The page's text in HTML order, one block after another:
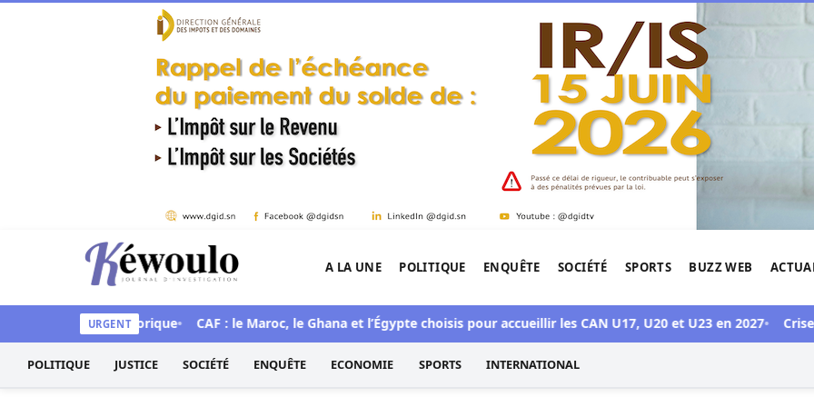
Aller au contenu
Kéwoulo, le premier site d'information et d'investigation de l'Afrique.
A LA UNE POLITIQUE ENQUÊTE SOCIÉTÉ SPORTS BUZZ WEB
URGENT
une mue historique CAF : le Maroc, le Ghana et l’Égypte choisis pour accueillir les CAN U17, U20 et U23 en 2027 Crise
POLITIQUE JUSTICE SOCIÉTÉ ENQUÊTE ECONOMIE SPORTS INTERNATIONAL